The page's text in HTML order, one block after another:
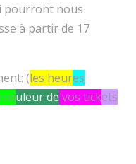
pourront nous
à partir de 17
(les heures
couleur de vos tickets